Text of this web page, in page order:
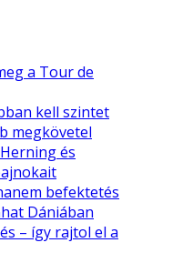
a Tour de
kell szintet
megkövetel
és
befektetés
Dániában
– így rajtol el a